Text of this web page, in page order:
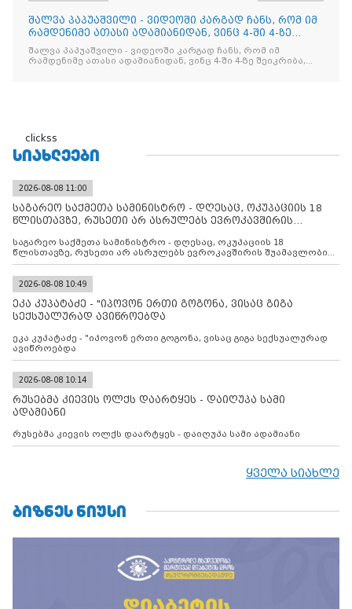
შალვა პაპუაშვილი - ვიდეოში კარგად ჩანს, რომ იმ
რამდენიმე ათასი ადამიანიდან, ვინც 4-ში 4-ზე
შეიკრიბა,
შალვა პაპუაშვილი - ვიდეოში კარგად ჩანს, რომ იმ
რამდენიმე ათასი ადამიანიდან, ვინც 4-ში 4-ზე შეიკრიბა,
clickss
ᲡᲘᲐᲮᲚᲔᲔᲑᲘ
2026-08-08 11:00
საგარეო საქმეთა სამინისტრო - დღესაც, ოკუპაციის 18
წლისთავზე, რუსეთი არ ასრულებს ევროკავშირის
საგარეო საქმეთა სამინისტრო - დღესაც, ოკუპაციის 18
წლისთავზე, რუსეთი არ ასრულებს ევროკავშირის შუამავლობით
დადებულ 2008 წლის 12 აგვისტოს ცეცხლის შეწყვეტის
კონტროლს ოკუპირებულ რეგიონებში, აგრძელებს მათი
მილიტარიზაციის პროცესს და აქტიურად დგამს ნაბიჯებს მათი
ფაქტობრივი ანექსიისკენ
2026-08-08 10:49
ეკა კუპატაძე - "იპოვონ ერთი გოგონა, ვისაც გიგა
სექსუალურად ავიწროებდა
ეკა კუპატაძე - "იპოვონ ერთი გოგონა, ვისაც გიგა სექსუალურად
ავიწროებდა
2026-08-08 10:14
რუსებმა კიევის ოლქს დაარტყეს - დაიღუპა სამი
ადამიანი
რუსებმა კიევის ოლქს დაარტყეს - დაიღუპა სამი ადამიანი
ყველა სიახლე
ᲑᲘᲖᲜᲔᲡ ᲜᲘᲣᲡᲘ